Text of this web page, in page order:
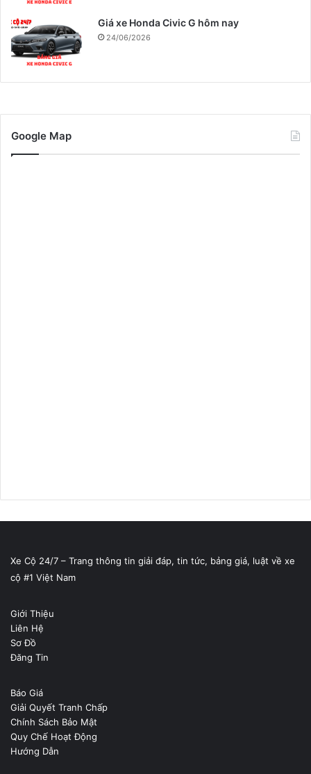
Giá xe Honda Civic G hôm nay
24/06/2026
Google Map
Xe Cộ 24/7 – Trang thông tin giải đáp, tin tức, bảng giá, luật về xe
cộ #1 Việt Nam
Giới Thiệu
Liên Hệ
Sơ Đồ
Đăng Tin
Báo Giá
Giải Quyết Tranh Chấp
Chính Sách Bảo Mật
Quy Chế Hoạt Động
Hướng Dẫn